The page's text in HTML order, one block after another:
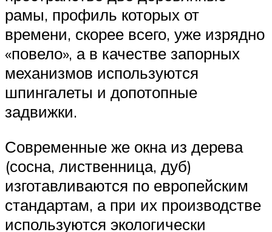
рамы, профиль которых от
времени, скорее всего, уже изрядно
«повело», а в качестве запорных
механизмов используются
шпингалеты и допотопные
задвижки.
Современные же окна из дерева
(сосна, лиственница, дуб)
изготавливаются по европейским
стандартам, а при их производстве
используются экологически